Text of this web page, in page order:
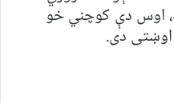
اوس دې کوچني خو
اوښتی دی.